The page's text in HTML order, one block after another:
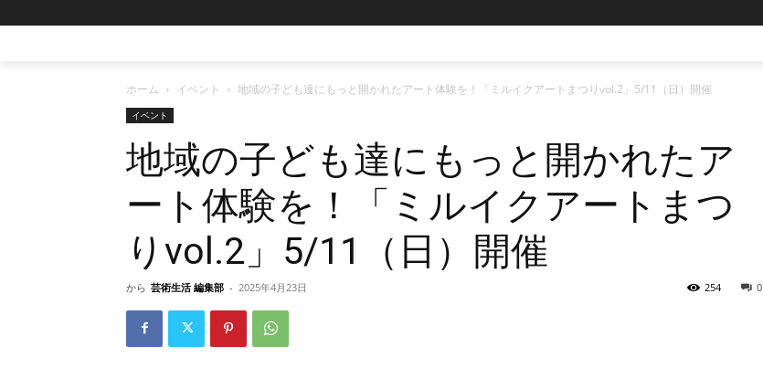
ホーム イベント 地域の子ども達にもっと開かれたアート体験を！「ミルイクアートまつりvol.2」5/11（日）開催
イベント
地域の子ども達にもっと開かれたア
ート体験を！「ミルイクアートまつ
りvol.2」5/11（日）開催
から 芸術生活 編集部 - 2025年4月23日 0
254